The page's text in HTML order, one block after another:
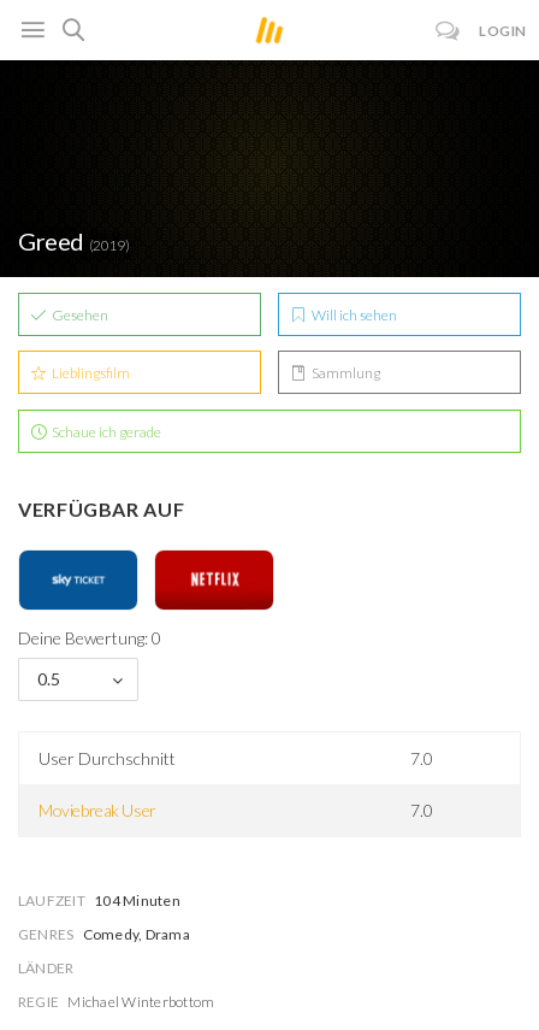
LOGIN
Greed (2019)
Gesehen Will ich sehen
Lieblingsfilm Sammlung
Schaue ich gerade
VERFÜGBAR AUF
Deine Bewertung: 0
0.5
User Durchschnitt 7.0
Moviebreak User 7.0
LAUFZEIT 104 Minuten
GENRES Comedy, Drama
LÄNDER
REGIE Michael Winterbottom